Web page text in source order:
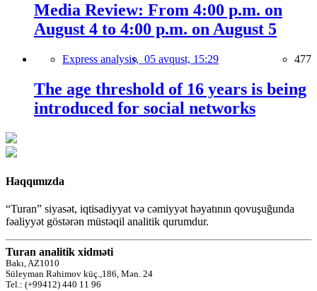
Media Review: From 4:00 p.m. on
August 4 to 4:00 p.m. on August 5
Express analysis, 05 avqust, 15:29 477
The age threshold of 16 years is being
introduced for social networks
Haqqımızda
“Turan” siyasət, iqtisadiyyat və cəmiyyət həyatının qovuşuğunda
fəaliyyət göstərən müstəqil analitik qurumdur.
Turan analitik xidməti
Bakı, AZ1010
Süleyman Rəhimov küç.,186, Mən. 24
Tel.: (+99412) 440 11 96